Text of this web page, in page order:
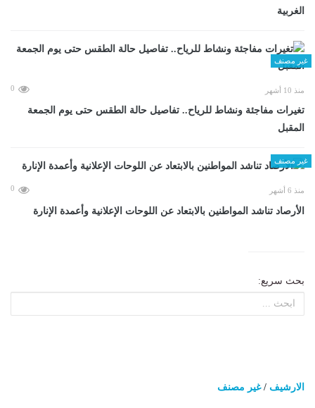
الغربية
غير مصنف
منذ 10 أشهر 0
تغيرات مفاجئة ونشاط للرياح.. تفاصيل حالة الطقس حتى يوم الجمعة
المقبل
غير مصنف
منذ 6 أشهر 0
الأرصاد تناشد المواطنين بالابتعاد عن اللوحات الإعلانية وأعمدة الإنارة
بحث سريع:
الارشيف /غير مصنف